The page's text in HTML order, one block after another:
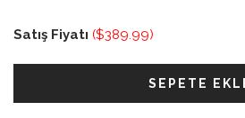
Satış Fiyatı ($389.99)
SEPETE